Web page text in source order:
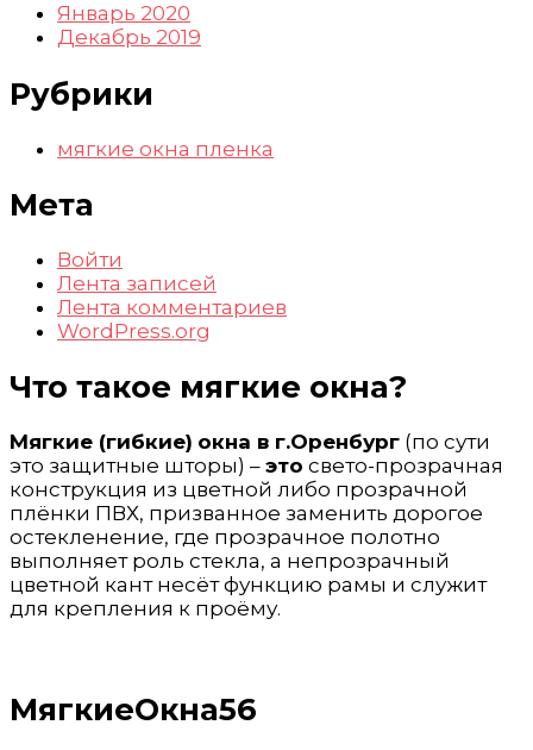
Январь 2020
Декабрь 2019
Рубрики
мягкие окна пленка
Мета
Войти
Лента записей
Лента комментариев
WordPress.org
Что такое мягкие окна?
Мягкие (гибкие) окна в г.Оренбург (по сути
это защитные шторы) – это свето-прозрачная
конструкция из цветной либо прозрачной
плёнки ПВХ, призванное заменить дорогое
остекленение, где прозрачное полотно
выполняет роль стекла, а непрозрачный
цветной кант несёт функцию рамы и служит
для крепления к проёму.
МягкиеОкна56